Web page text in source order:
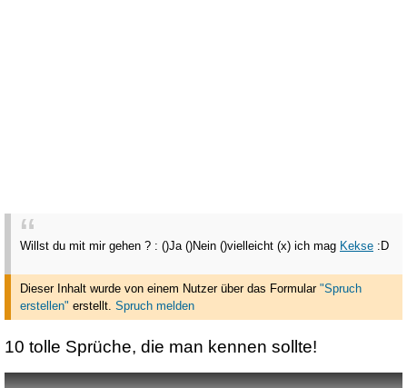
Willst du mit mir gehen ? : ()Ja ()Nein ()vielleicht (x) ich mag Kekse :D
Dieser Inhalt wurde von einem Nutzer über das Formular "Spruch
erstellen" erstellt. Spruch melden
10 tolle Sprüche, die man kennen sollte!